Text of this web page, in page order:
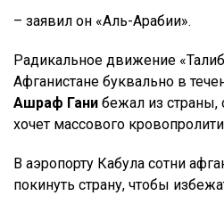
– заявил он «Аль-Арабии».
Радикальное движение
Афганистане буквально в
Ашраф Гани бежал из страны,
хочет массового
В аэропорту Кабула сотни
покинуть страну, чтобы